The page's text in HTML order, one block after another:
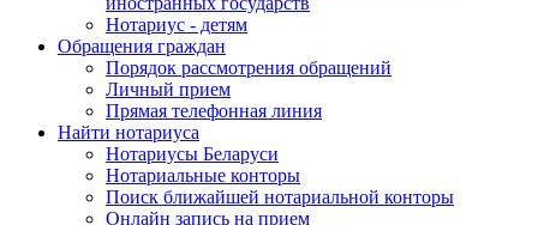
Нотариус - детям
Обращения граждан
Порядок рассмотрения обращений
Личный прием
Прямая телефонная линия
Найти нотариуса
Нотариусы Беларуси
Нотариальные конторы
Поиск ближайшей нотариальной конторы
Онлайн запись на прием